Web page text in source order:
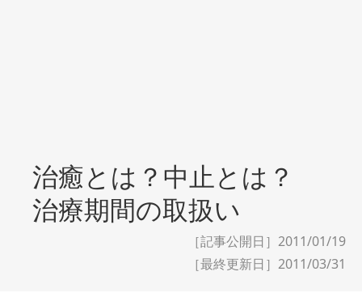
治癒とは？中止とは？
治療期間の取扱い
［記事公開日］2011/01/19
［最終更新日］ 2011/03/31